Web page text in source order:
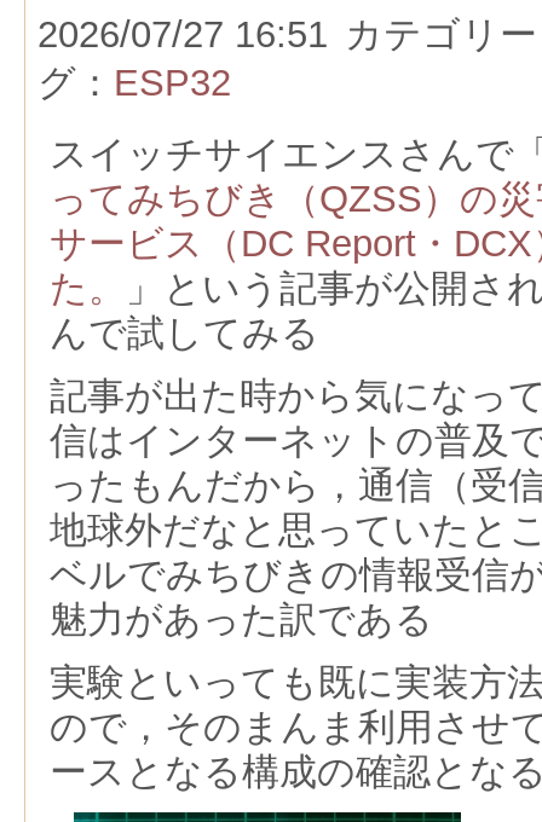
2026/07/27 16:51 カテゴリ
グ： ESP32
スイッチサイエンスさんで
ってみちびき（QZSS）の
サービス（DC Report・
た。
」という記事が公開さ
んで試してみる
記事が出た時から気になっ
信はインターネットの普及
ったもんだから，通信（受
地球外だなと思っていたと
ベルでみちびきの情報受信
魅力があった訳である
実験といっても既に実装方
ので，そのまんま利用させ
ースとなる構成の確認とな